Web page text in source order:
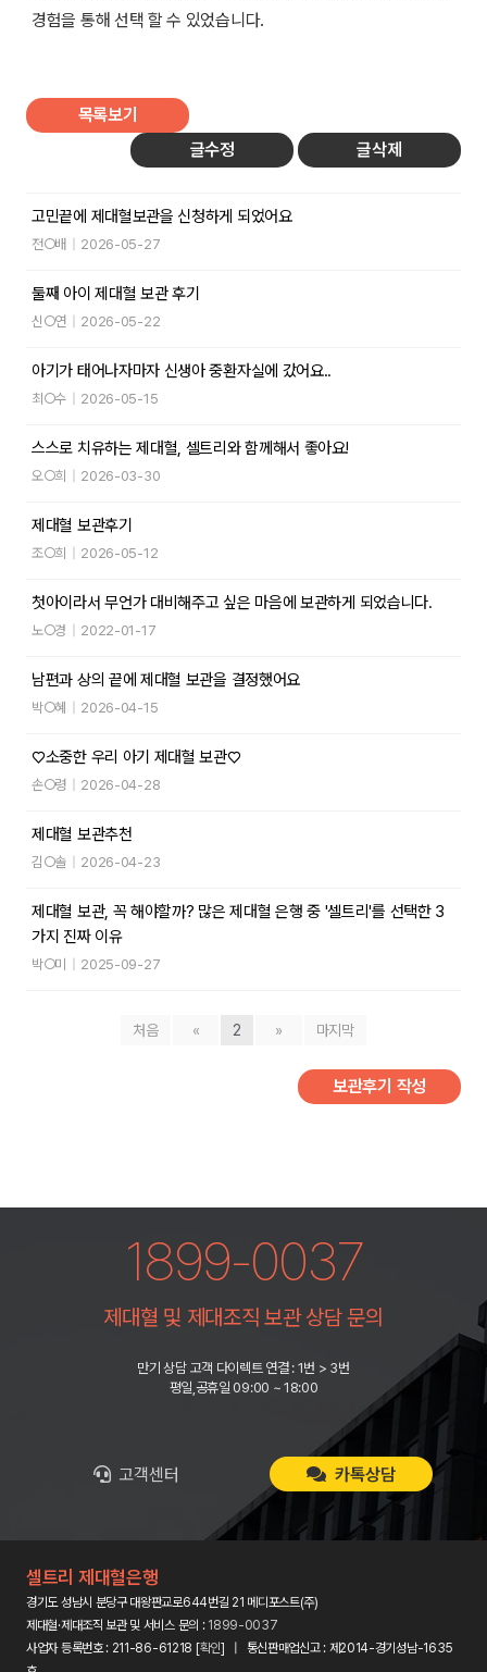
경험을 통해 선택 할 수 있었습니다.
목록보기
글수정
글삭제
고민끝에 제대혈보관을 신청하게 되었어요
전○배 2026-05-27
둘째 아이 제대혈 보관 후기
신○연 2026-05-22
아기가 태어나자마자 신생아 중환자실에 갔어요..
최○수 2026-05-15
스스로 치유하는 제대혈, 셀트리와 함께해서 좋아요!
오○희 2026-03-30
제대혈 보관후기
조○희 2026-05-12
첫아이라서 무언가 대비해주고 싶은 마음에 보관하게 되었습니다.
노○경 2022-01-17
남편과 상의 끝에 제대혈 보관을 결정했어요
박○혜 2026-04-15
♡소중한 우리 아기 제대혈 보관♡
손○령 2026-04-28
제대혈 보관추천
김○솔 2026-04-23
제대혈 보관, 꼭 해야할까? 많은 제대혈 은행 중 '셀트리'를 선택한 3
가지 진짜 이유
박○미 2025-09-27
처음 « 2 » 마지막
보관후기 작성
1899-0037
제대혈 및 제대조직 보관 상담 문의
만기 상담 고객 다이렉트 연결 : 1번 > 3번
평일,공휴일 09:00 ~ 18:00
고객센터 카톡상담
셀트리 제대혈은행
경기도 성남시 분당구 대왕판교로644번길 21 메디포스트(주)
제대혈·제대조직 보관 및 서비스 문의 : 1899-0037
사업자 등록번호 : 211-86-61218 [확인] | 통신판매업신고 : 제2014-경기성남-1635